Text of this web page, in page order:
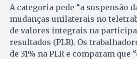
A categoria pede “a suspensão
mudanças unilaterais no
de valores integrais na
resultados (PLR). Os
de 31% na PLR e comparam que